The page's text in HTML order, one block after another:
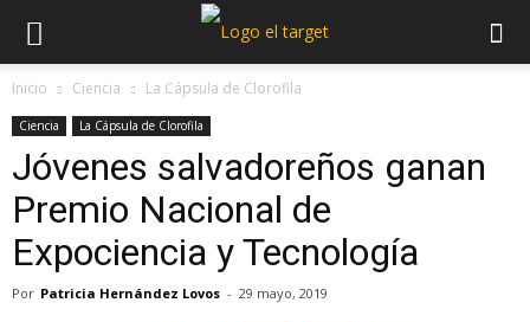
Inicio Ciencia La Cápsula de Clorofila
Ciencia La Cápsula de Clorofila
Jóvenes salvadoreños ganan
Premio Nacional de
Expociencia y Tecnología
Por Patricia Hernández Lovos - 29 mayo, 2019